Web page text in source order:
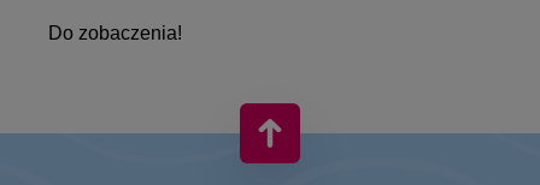
Do zobaczenia!